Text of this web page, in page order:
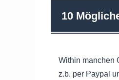
10
Within manchen
z.b. per Paypal